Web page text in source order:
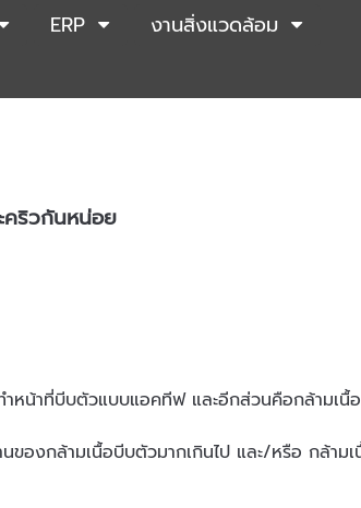
ERP
งานสิ่งแวดล้อม
คริวกันหน่อย
ำหน้าที่บีบตัวแบบแอคทีฟ และอีกส่วนคือกล้ามเ
ของกล้ามเนื้อบีบตัวมากเกินไป และ/หรือ กล้าม